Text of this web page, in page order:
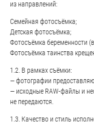
из направлений:
Семейная фотосъёмка;
Детская фотосъёмка;
Фотосъёмка беременности
Фотосъёмка таинства
1.2. В рамках съёмки:
— фотографии
— исходные RAW-файлы и
не передаются.
1.3. Качество и стиль